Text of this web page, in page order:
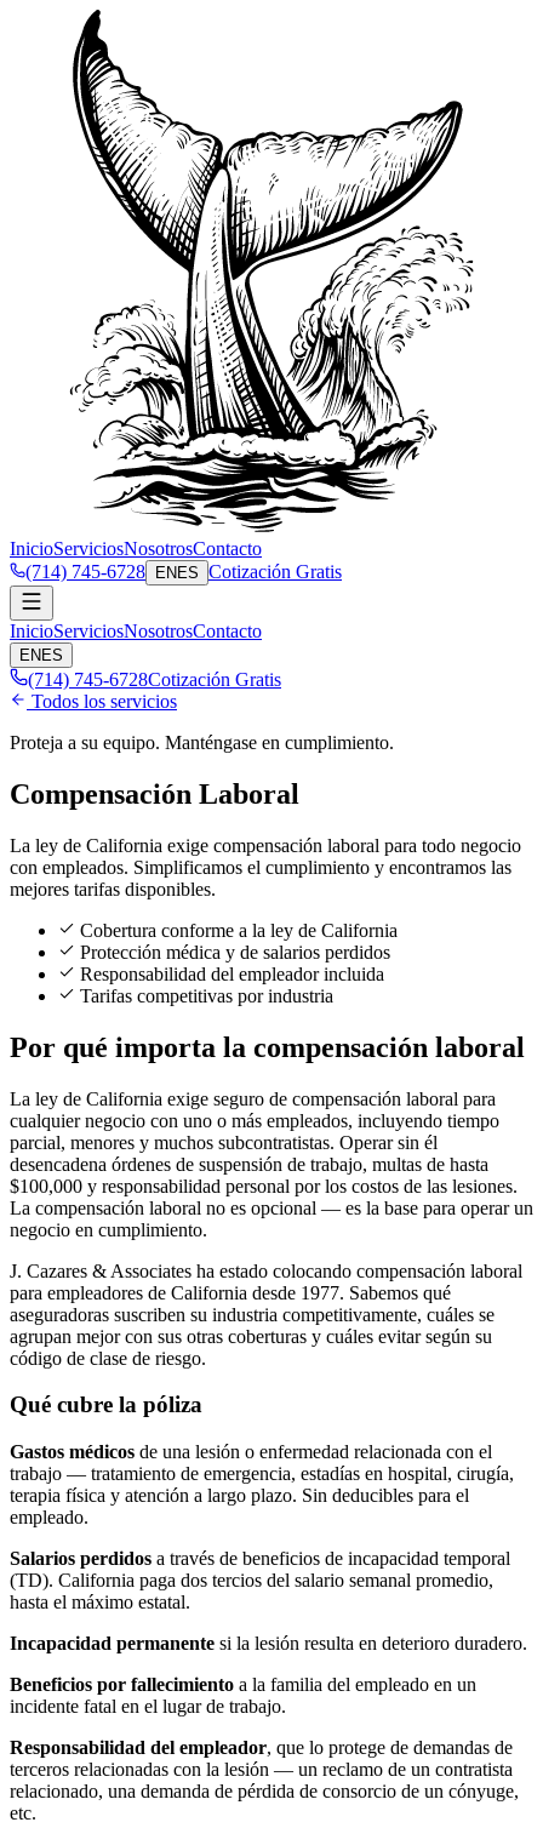
InicioServiciosNosotrosContacto
(714) 745-6728
EN ES Cotización Gratis
InicioServiciosNosotrosContacto
EN ES
(714) 745-6728Cotización Gratis
Todos los servicios
Proteja a su equipo. Manténgase en cumplimiento.
Compensación Laboral
La ley de California exige compensación laboral para todo negocio
con empleados. Simplificamos el cumplimiento y encontramos las
mejores tarifas disponibles.
Cobertura conforme a la ley de California
Protección médica y de salarios perdidos
Responsabilidad del empleador incluida
Tarifas competitivas por industria
Por qué importa la compensación laboral
La ley de California exige seguro de compensación laboral para
cualquier negocio con uno o más empleados, incluyendo tiempo
parcial, menores y muchos subcontratistas. Operar sin él
desencadena órdenes de suspensión de trabajo, multas de hasta
$100,000 y responsabilidad personal por los costos de las lesiones.
La compensación laboral no es opcional — es la base para operar un
negocio en cumplimiento.
J. Cazares & Associates ha estado colocando compensación laboral
para empleadores de California desde 1977. Sabemos qué
aseguradoras suscriben su industria competitivamente, cuáles se
agrupan mejor con sus otras coberturas y cuáles evitar según su
código de clase de riesgo.
Qué cubre la póliza
Gastos médicos de una lesión o enfermedad relacionada con el
trabajo — tratamiento de emergencia, estadías en hospital, cirugía,
terapia física y atención a largo plazo. Sin deducibles para el
empleado.
Salarios perdidos a través de beneficios de incapacidad temporal
(TD). California paga dos tercios del salario semanal promedio,
hasta el máximo estatal.
Incapacidad permanente si la lesión resulta en deterioro duradero.
Beneficios por fallecimiento a la familia del empleado en un
incidente fatal en el lugar de trabajo.
Responsabilidad del empleador, que lo protege de demandas de
terceros relacionadas con la lesión — un reclamo de un contratista
relacionado, una demanda de pérdida de consorcio de un cónyuge,
etc.